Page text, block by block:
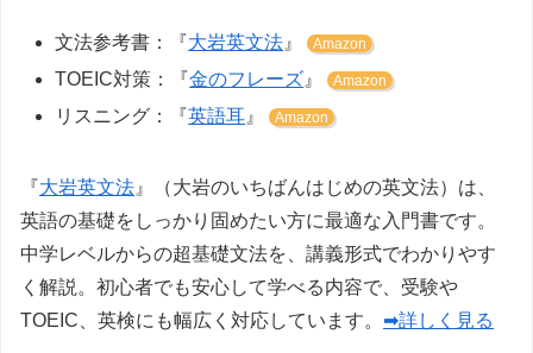
文法参考書：『大岩英文法 』 Amazon
TOEIC対策：『金のフレーズ 』 Amazon
リスニング：『英語耳 』 Amazon
『大岩英文法 』（大岩のいちばんはじめの英文法）は、
英語の基礎をしっかり固めたい方に最適な入門書です。
中学レベルからの超基礎文法を、講義形式でわかりやす
く解説。初心者でも安心して学べる内容で、受験や
TOEIC、英検にも幅広く対応しています。 ➡詳しく見る